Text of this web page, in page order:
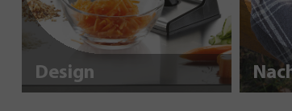
Design